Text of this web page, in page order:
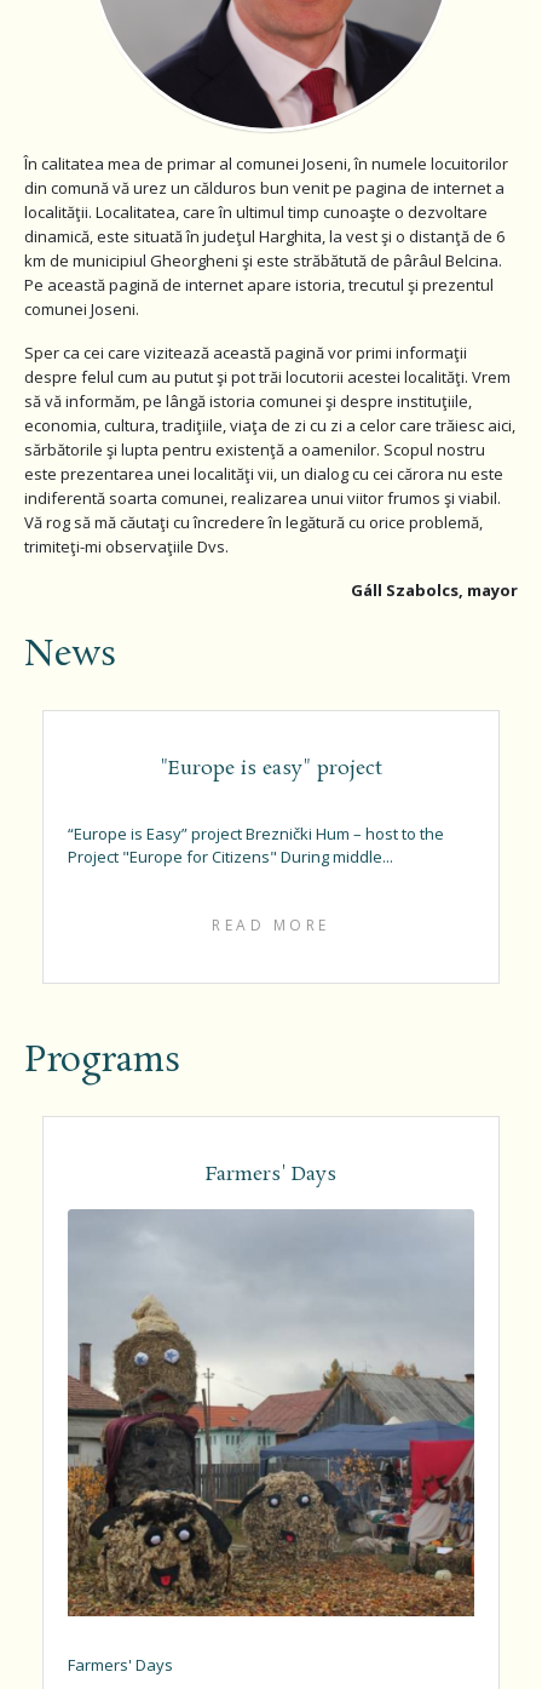
În calitatea mea de primar al comunei Joseni, în numele locuitorilor
din comună vă urez un călduros bun venit pe pagina de internet a
localităţii. Localitatea, care în ultimul timp cunoaşte o dezvoltare
dinamică, este situată în judeţul Harghita, la vest şi o distanţă de 6
km de municipiul Gheorgheni şi este străbătută de pârâul Belcina.
Pe această pagină de internet apare istoria, trecutul şi prezentul
comunei Joseni.
Sper ca cei care vizitează această pagină vor primi informaţii
despre felul cum au putut şi pot trăi locutorii acestei localităţi. Vrem
să vă informăm, pe lângă istoria comunei şi despre instituţiile,
economia, cultura, tradiţiile, viaţa de zi cu zi a celor care trăiesc aici,
sărbătorile şi lupta pentru existenţă a oamenilor. Scopul nostru
este prezentarea unei localităţi vii, un dialog cu cei cărora nu este
indiferentă soarta comunei, realizarea unui viitor frumos şi viabil.
Vă rog să mă căutaţi cu încredere în legătură cu orice problemă,
trimiteţi-mi observaţiile Dvs.
Gáll Szabolcs, mayor
News
"Europe is easy" project
“Europe is Easy” project Breznički Hum – host to the
Project "Europe for Citizens" During middle...
READ MORE
Programs
Farmers' Days
Farmers' Days